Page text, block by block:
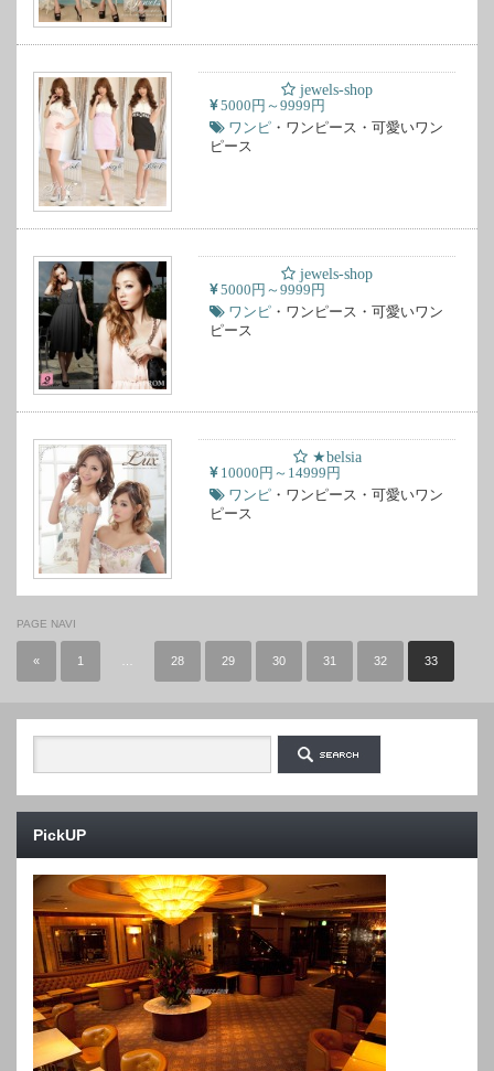
jewels-shop
5000円～9999円
ワンピ ・ワンピース・可愛いワン
ピース
jewels-shop
5000円～9999円
ワンピ ・ワンピース・可愛いワン
ピース
★belsia
10000円～14999円
ワンピ ・ワンピース・可愛いワン
ピース
PAGE NAVI
« 1 28 29 30 31 32 33
PickUP